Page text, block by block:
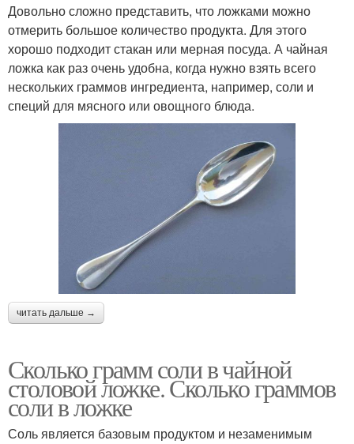
Довольно сложно представить, что ложками можно
отмерить большое количество продукта. Для этого
хорошо подходит стакан или мерная посуда. А чайная
ложка как раз очень удобна, когда нужно взять всего
нескольких граммов ингредиента, например, соли и
специй для мясного или овощного блюда.
читать дальше →
Сколько грамм соли в чайной
столовой ложке. Сколько граммов
соли в ложке
Соль является базовым продуктом и незаменимым